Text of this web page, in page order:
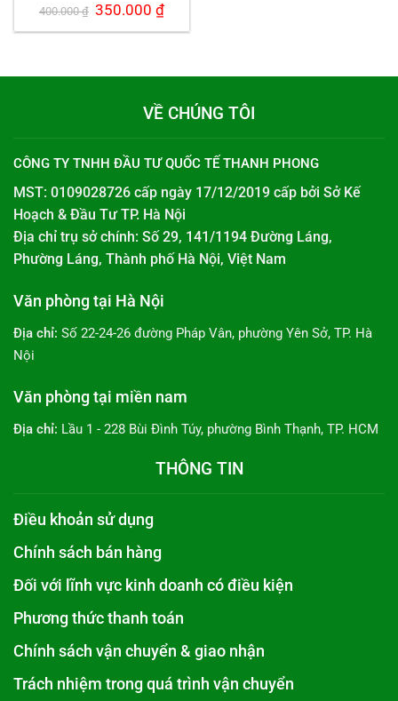
400.000₫ Giá
gốc
là:
350.000 ₫Giá
hiện
tại
VỀ CHÚNG TÔI
CÔNG TY TNHH ĐẦU TƯ QUỐC TẾ THANH PHONG
MST: 0109028726 cấp ngày 17/12/2019 cấp bởi Sở Kế
Hoạch & Đầu Tư TP. Hà Nội
Địa chỉ trụ sở chính: Số 29, 141/1194 Đường Láng,
Phường Láng, Thành phố Hà Nội, Việt Nam
Văn phòng tại Hà Nội
Địa chỉ: Số 22-24-26 đường Pháp Vân, phường Yên Sở, TP. Hà
Nội
Văn phòng tại miền nam
Địa chỉ: Lầu 1 - 228 Bùi Đình Túy, phường Bình Thạnh, TP. HCM
THÔNG TIN
Điều khoản sử dụng
Chính sách bán hàng
Đối với lĩnh vực kinh doanh có điều kiện
Phương thức thanh toán
Chính sách vận chuyển & giao nhận
Trách nhiệm trong quá trình vận chuyển